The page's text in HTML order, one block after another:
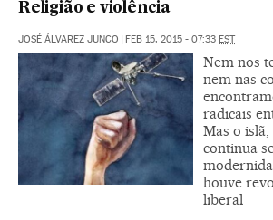
Religião e violência
JOSÉ ÁLVAREZ JUNCO FEB 15, 2015 - 07:33 EST
Nem nos
nem nas
radicais
Mas o
continua
houve
liberal